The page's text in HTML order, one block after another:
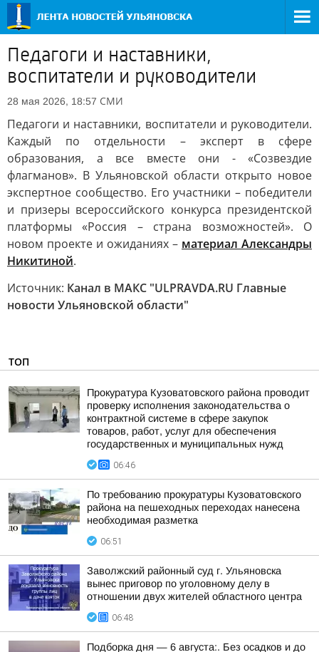
Педагоги и наставники,
воспитатели и руководители
28 мая 2026, 18:57 СМИ
Педагоги и наставники, воспитатели и руководители.
Каждый по отдельности – эксперт в сфере
образования, а все вместе они - «Созвездие
флагманов». В Ульяновской области открыто новое
экспертное сообщество. Его участники – победители
и призеры всероссийского конкурса президентской
платформы «Россия – страна возможностей». О
новом проекте и ожиданиях – материал Александры
Никитиной.
Источник: Канал в МАКС "ULPRAVDA.RU Главные
новости Ульяновской области"
ТОП
Прокуратура Кузоватовского района проводит
проверку исполнения законодательства о
контрактной системе в сфере закупок
товаров, работ, услуг для обеспечения
государственных и муниципальных нужд
06:46
По требованию прокуратуры Кузоватовского
района на пешеходных переходах нанесена
необходимая разметка
06:51
Заволжский районный суд г. Ульяновска
вынес приговор по уголовному делу в
отношении двух жителей областного центра
06:48
Подборка дня — 6 августа:. Без осадков и до